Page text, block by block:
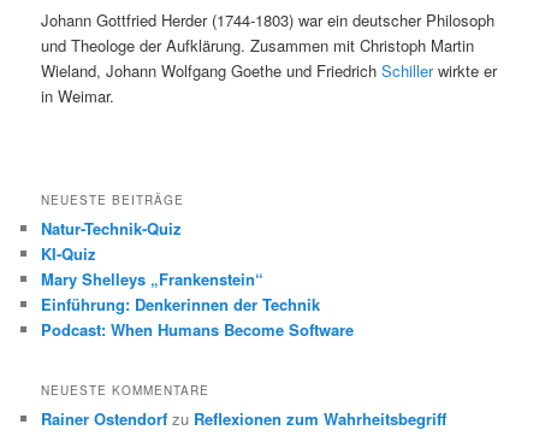
Johann Gottfried Herder (1744-1803) war ein deutscher Philosoph
und Theologe der Aufklärung. Zusammen mit Christoph Martin
Wieland, Johann Wolfgang Goethe und FriedrichSchillerwirkte er
in Weimar.
NEUESTE BEITRÄGE
Natur-Technik-Quiz
KI-Quiz
Mary Shelleys „Frankenstein“
Einführung: Denkerinnen der Technik
Podcast: When Humans Become Software
NEUESTE KOMMENTARE
Rainer Ostendorf zu Reflexionen zum Wahrheitsbegriff